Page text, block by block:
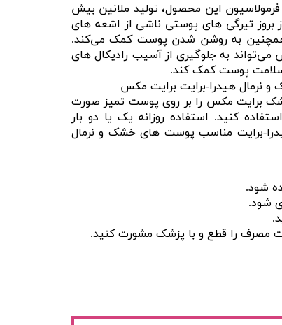
این محصول، تولید ملانین بیش
بروز تیرگی های پوستی ناشی از اشعه های
به روشن شدن پوست کمک می‌کند.
به جلوگیری از آسیب رادیکال های
سلامت پوست کمک کند.
هیدرا-برایت برایت مکس
برایت مکس را بر روی پوست تمیز صورت
کنید. استفاده روزانه یک یا دو بار
برایت مناسب پوست های خشک و نرمال
شود.
شود.
مصرف را قطع و با پزشک مشورت کنید.